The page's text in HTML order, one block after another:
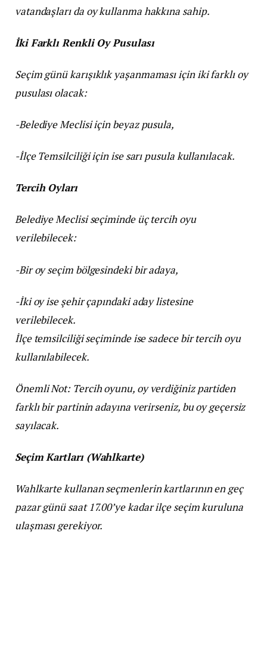
vatandaşları da oy kullanma hakkına sahip.
İki Farklı Renkli Oy Pusulası
Seçim günü karışıklık yaşanmaması için iki farklı oy
pusulası olacak:
-Belediye Meclisi için beyaz pusula,
-İlçe Temsilciliği için ise sarı pusula kullanılacak.
Tercih Oyları
Belediye Meclisi seçiminde üç tercih oyu
verilebilecek:
-Bir oy seçim bölgesindeki bir adaya,
-İki oy ise şehir çapındaki aday listesine
verilebilecek.
İlçe temsilciliği seçiminde ise sadece bir tercih oyu
kullanılabilecek.
Önemli Not: Tercih oyunu, oy verdiğiniz partiden
farklı bir partinin adayına verirseniz, bu oy geçersiz
sayılacak.
Seçim Kartları (Wahlkarte)
Wahlkarte kullanan seçmenlerin kartlarının en geç
pazar günü saat 17.00’ye kadar ilçe seçim kuruluna
ulaşması gerekiyor.